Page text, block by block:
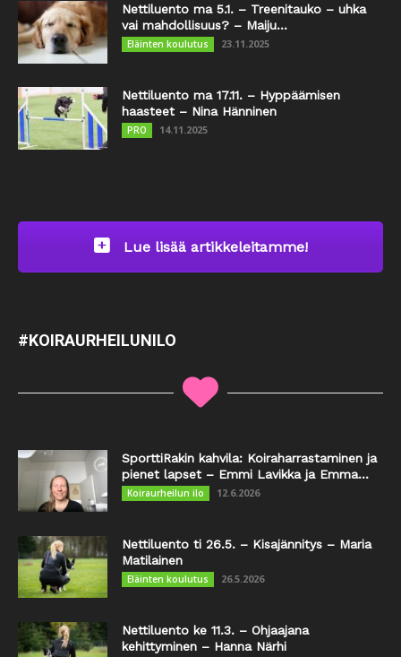
Nettiluento ma 5.1. – Treenitauko – uhka
vai mahdollisuus? – Maiju...
Eläinten koulutus 23.11.2025
Nettiluento ma 17.11. – Hyppäämisen
haasteet – Nina Hänninen
PRO 14.11.2025
Lue lisää artikkeleitamme!
#KOIRAURHEILUNILO
SporttiRakin kahvila: Koiraharrastaminen ja
pienet lapset – Emmi Lavikka ja Emma...
Koiraurheilun ilo 12.6.2026
Nettiluento ti 26.5. – Kisajännitys – Maria
Matilainen
Eläinten koulutus 26.5.2026
Nettiluento ke 11.3. – Ohjaajana
kehittyminen – Hanna Närhi